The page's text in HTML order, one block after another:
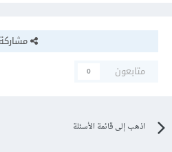
مشاركة
متابعون
0
اذهب إلى قائمة الأسئلة